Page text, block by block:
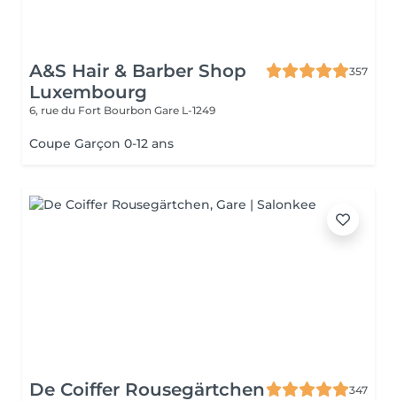
A&S Hair & Barber Shop
Luxembourg
357
6, rue du Fort Bourbon Gare L-1249
Coupe Garçon 0-12 ans
De Coiffer Rousegärtchen
347